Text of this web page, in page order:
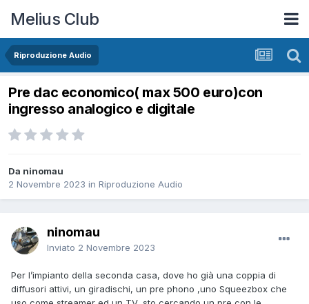
Melius Club
Riproduzione Audio
Pre dac economico( max 500 euro)con
ingresso analogico e digitale
Da ninomau
2 Novembre 2023 in Riproduzione Audio
ninomau
Inviato 2 Novembre 2023
Per l’impianto della seconda casa, dove ho già una coppia di
diffusori attivi, un giradischi, un pre phono ,uno Squeezbox che